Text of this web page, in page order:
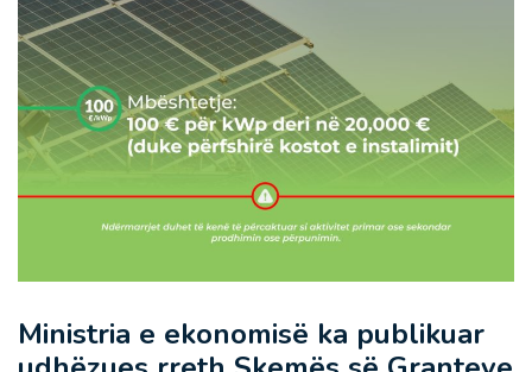
Ministria e ekonomisë ka publikuar